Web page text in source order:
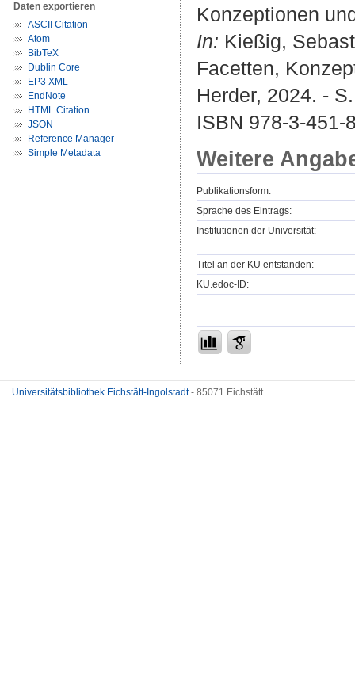
Daten exportieren
ASCII Citation
Atom
BibTeX
Dublin Core
EP3 XML
EndNote
HTML Citation
JSON
Reference Manager
Simple Metadata
Konzeptionen
In: Kießig,
Facetten,
Herder, 2024. -
ISBN 978-3-451-
Weitere
Publikationsform:
Sprache des Eintrags:
Institutionen der Universität:
Titel an der KU entstanden:
KU.edoc-ID:
Universitätsbibliothek Eichstätt-Ingolstadt- 85071 Eichstätt